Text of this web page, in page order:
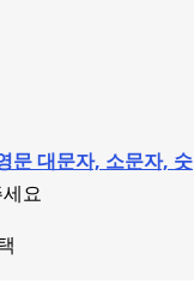
문 대문자, 소문자, 숫
요